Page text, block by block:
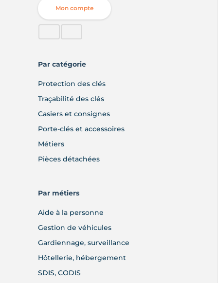
Mon compte
Par catégorie
Protection des clés
Traçabilité des clés
Casiers et consignes
Porte-clés et accessoires
Métiers
Pièces détachées
Par métiers
Aide à la personne
Gestion de véhicules
Gardiennage, surveillance
Hôtellerie, hébergement
SDIS, CODIS